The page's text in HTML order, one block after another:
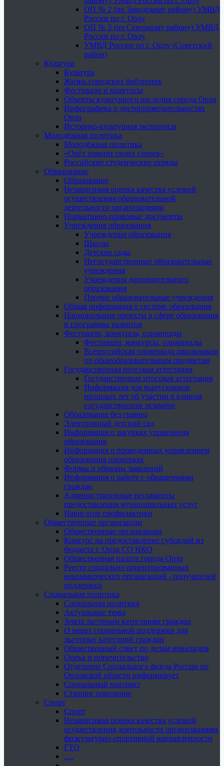
ОП № 2 (по Заводскому району) УМВД
России по г. Орлу
ОП № 3 (по Северному району) УМВД
России по г. Орлу
УМВД России по г. Орлу (Советский
район)
Культура
Культура
Жизнь городских библиотек
Фестивали и конкурсы
Объекты культурного наследия города Орла
Инфографика о достопримечательностях
Орла
Историко-культурная экспертиза
Молодёжная политика
Молодёжная политика
«Орёл помнит своих героев»
Российские студенческие отряды
Образование
Образование
Независимая оценка качества условий
осуществления образовательной
деятельности организациями
Нормативно-правовые документы
Учреждения образования
Учреждения образования
Школы
Детские сады
Негосударственные образовательные
учреждения
Учреждения дополнительного
образования
Прочие образовательные учреждения
Общая информация о системе образования
Национальные проекты в сфере образования
и программы развития
Фестивали, конкурсы, олимпиады
Фестивали, конкурсы, олимпиады
Всероссийская олимпиада школьников
по общеобразовательным предметам
Государственная итоговая аттестация
Государственная итоговая аттестация
Информация для выпускников
прошлых лет об участии в едином
государственном экзамене
Образование без границ
Электронный детский сад
Информация о закупках управления
образования
Информация о проведенных управлением
образования проверках
Формы и образцы заявлений
Информация о работе с обращениями
граждан
Административные регламенты
предоставления муниципальных услуг
Навигатор профилактики
Общественные организации
Общественные организации
Конкурс на предоставление субсидий из
бюджета г. Орла СО НКО
Общественная палата города Орла
Реестр социально ориентированных
некоммерческих организаций - получателей
поддержки
Социальная политика
Социальная политика
Актуальные темы
Земля льготным категориям граждан
О мерах социальной поддержки для
льготных категорий граждан
Общественный совет по делам инвалидов
Опека и попечительство
Отделение Социального фонда России по
Орловской области информирует
Социальный контракт
Старшее поколение
Спорт
Спорт
Независимая оценка качества условий
осуществления деятельности организациями
физкультурно-спортивной направленности
ГТО
.....